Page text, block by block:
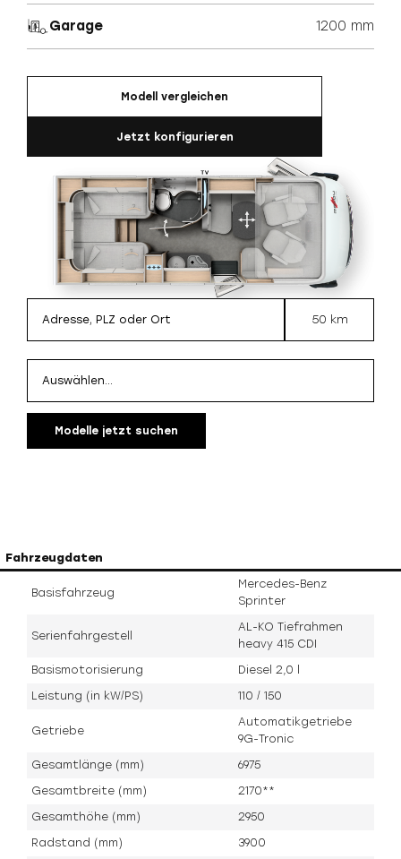
Garage 1200 mm
Modell vergleichen
Jetzt konfigurieren
50 km
Modelle jetzt suchen
Fahrzeugdaten
Basisfahrzeug
Mercedes-Benz
Sprinter
Serienfahrgestell
AL-KO Tiefrahmen
heavy 415 CDI
Basismotorisierung Diesel 2,0 l
Leistung (in kW/PS) 110 / 150
Getriebe
Automatikgetriebe
9G-Tronic
Gesamtlänge (mm) 6975
Gesamtbreite (mm) 2170**
Gesamthöhe (mm) 2950
Radstand (mm) 3900